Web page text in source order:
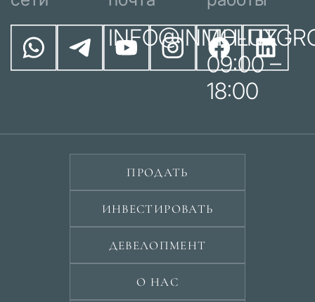
ПН-ПТ
09:00 –
18:00
ПРОДАТЬ
ИНВЕСТИРОВАТЬ
ДЕВЕЛОПМЕНТ
О НАС